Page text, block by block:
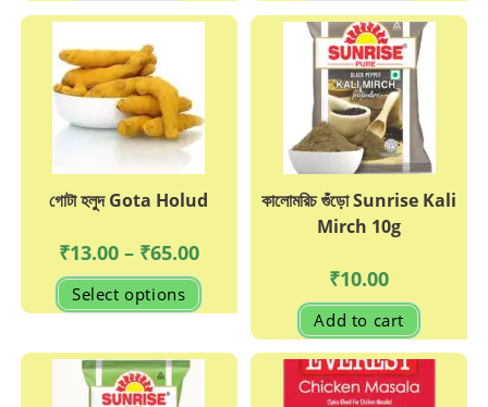
গোটা হলুদ Gota Holud
₹13.00 – ₹65.00Price
range:
₹13.00
through
₹65.00
Select options
This
has
multiple
variants.
The
কালোমরিচ গুঁড়ো Sunrise Kali
Mirch 10g
₹10.00
Add to cart